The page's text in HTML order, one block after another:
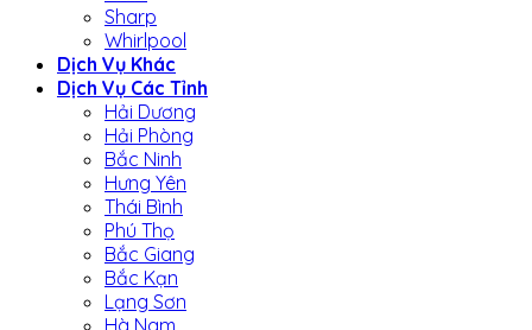
Sharp
Whirlpool
Dịch Vụ Khác
Dịch Vụ Các Tỉnh
Hải Dương
Hải Phòng
Bắc Ninh
Hưng Yên
Thái Bình
Phú Thọ
Bắc Giang
Bắc Kạn
Lạng Sơn
Hà Nam